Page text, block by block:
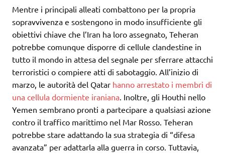
Mentre i principali alleati combattono per la propria
sopravvivenza e sostengono in modo insufficiente gli
obiettivi chiave che l’Iran ha loro assegnato, Teheran
potrebbe comunque disporre di cellule clandestine in
tutto il mondo in attesa del segnale per sferrare attacchi
terroristici o compiere atti di sabotaggio. All’inizio di
marzo, le autorità del Qatar hanno arrestato i membri di
una cellula dormiente iraniana . Inoltre, gli Houthi nello
Yemen sembrano pronti a partecipare a qualsiasi azione
contro il traffico marittimo nel Mar Rosso. Teheran
potrebbe stare adattando la sua strategia di “difesa
avanzata” per adattarla alla guerra in corso. Tuttavia,